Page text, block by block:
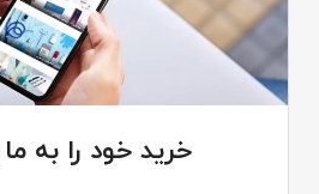
خرید خود را به